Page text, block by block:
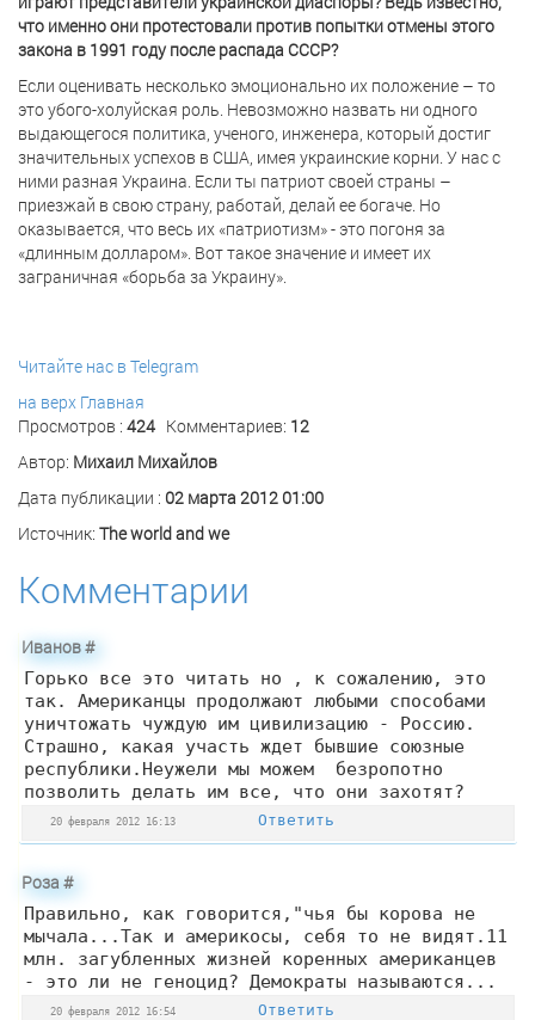
что именно они протестовали против попытки отмены этого
закона в 1991 году после распада СССР?
Если оценивать несколько эмоционально их положение – то
это убого-холуйская роль. Невозможно назвать ни одного
выдающегося политика, ученого, инженера, который достиг
значительных успехов в США, имея украинские корни. У нас с
ними разная Украина. Если ты патриот своей страны –
приезжай в свою страну, работай, делай ее богаче. Но
оказывается, что весь их «патриотизм» - это погоня за
«длинным долларом». Вот такое значение и имеет их
заграничная «борьба за Украину».
Читайте нас в Telegram
на верх Главная
Просмотров : 424 Комментариев: 12
Автор: Михаил Михайлов
Дата публикации : 02 марта 2012 01:00
Источник: The world and we
Комментарии
Иванов#
Горько все это читать но , к сожалению, это
так. Американцы продолжают любыми способами
уничтожать чуждую им цивилизацию - Россию.
Страшно, какая участь ждет бывшие союзные
республики.Неужели мы можем безропотно
позволить делать им все, что они захотят?
20 февраля 2012 16:13 Ответить
Роза#
Правильно, как говорится,"чья бы корова не
мычала...Так и америкосы, себя то не видят.11
млн. загубленных жизней коренных американцев
- это ли не геноцид? Демократы называются...
20 февраля 2012 16:54 Ответить